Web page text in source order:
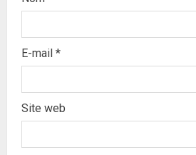
E-mail *
Site web